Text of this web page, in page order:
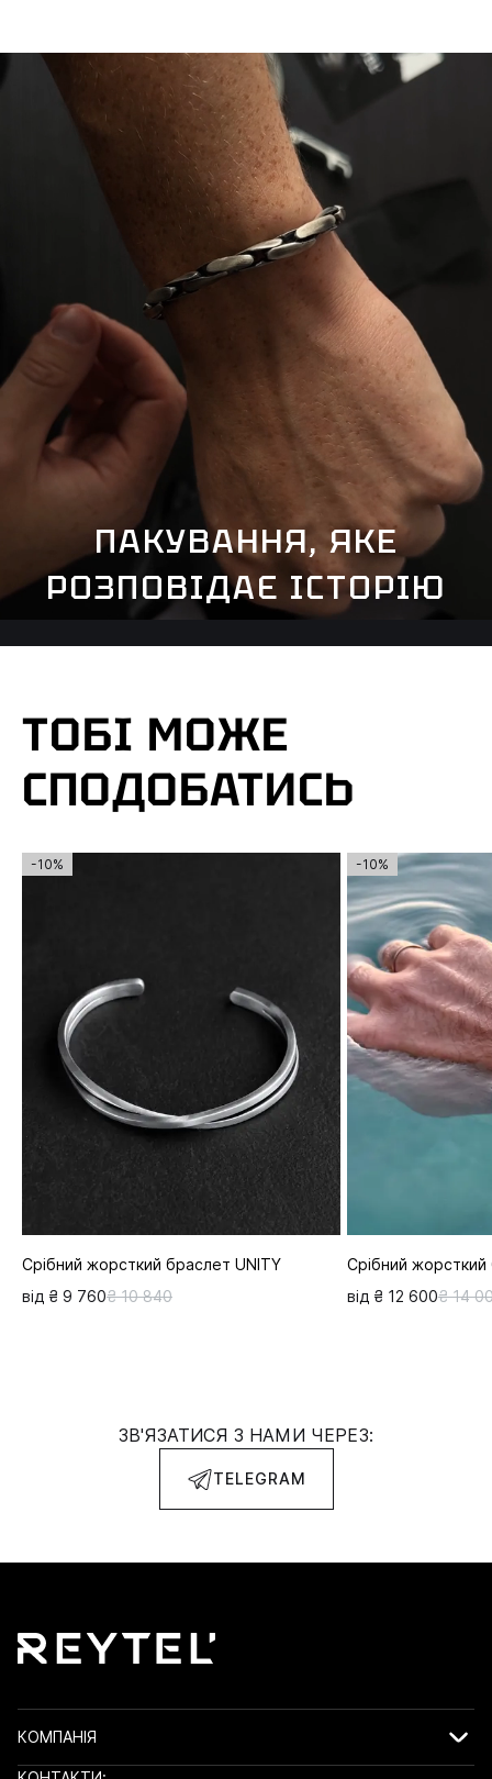
ПАКУВАННЯ, ЯКЕ
РОЗПОВІДАЄ ІСТОРІЮ
ТОБІ МОЖЕ
СПОДОБАТИСЬ
-10%
Срібний жорсткий браслет UNITY
від ₴ 9 760₴ 10 840
-10%
Срібний жорсткий
від ₴ 12 600₴ 14
ЗВ'ЯЗАТИСЯ З НАМИ ЧЕРЕЗ:
TELEGRAM
КОМПАНІЯ